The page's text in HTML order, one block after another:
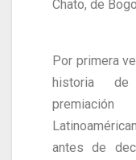
Chato, de
Por primera
historia
premiación
antes de